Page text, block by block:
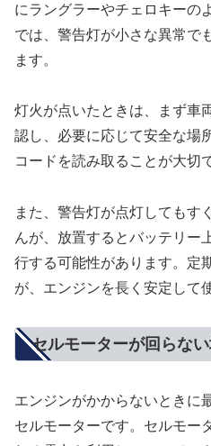
にラングラーやチェロキーの
では、警告灯が小さな異常で
ます。
灯火が点いたときは、まず車
認し、必要に応じて安全な場
コードを読み取ることが大切
また、警告灯が点灯してもす
んが、放置するとバッテリー
行する可能性があります。定
が、エンジンを長く安定して
セルモーターが回らな
エンジンがかからないときに
セルモーターです。セルモー